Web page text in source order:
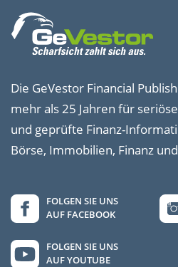
Die GeVestor Financial
mehr als 25 Jahren für
und geprüfte Finanz-
Börse, Immobilien, Finanz
FOLGEN SIE UNS
AUF FACEBOOK
FOLGEN SIE UNS
AUF YOUTUBE